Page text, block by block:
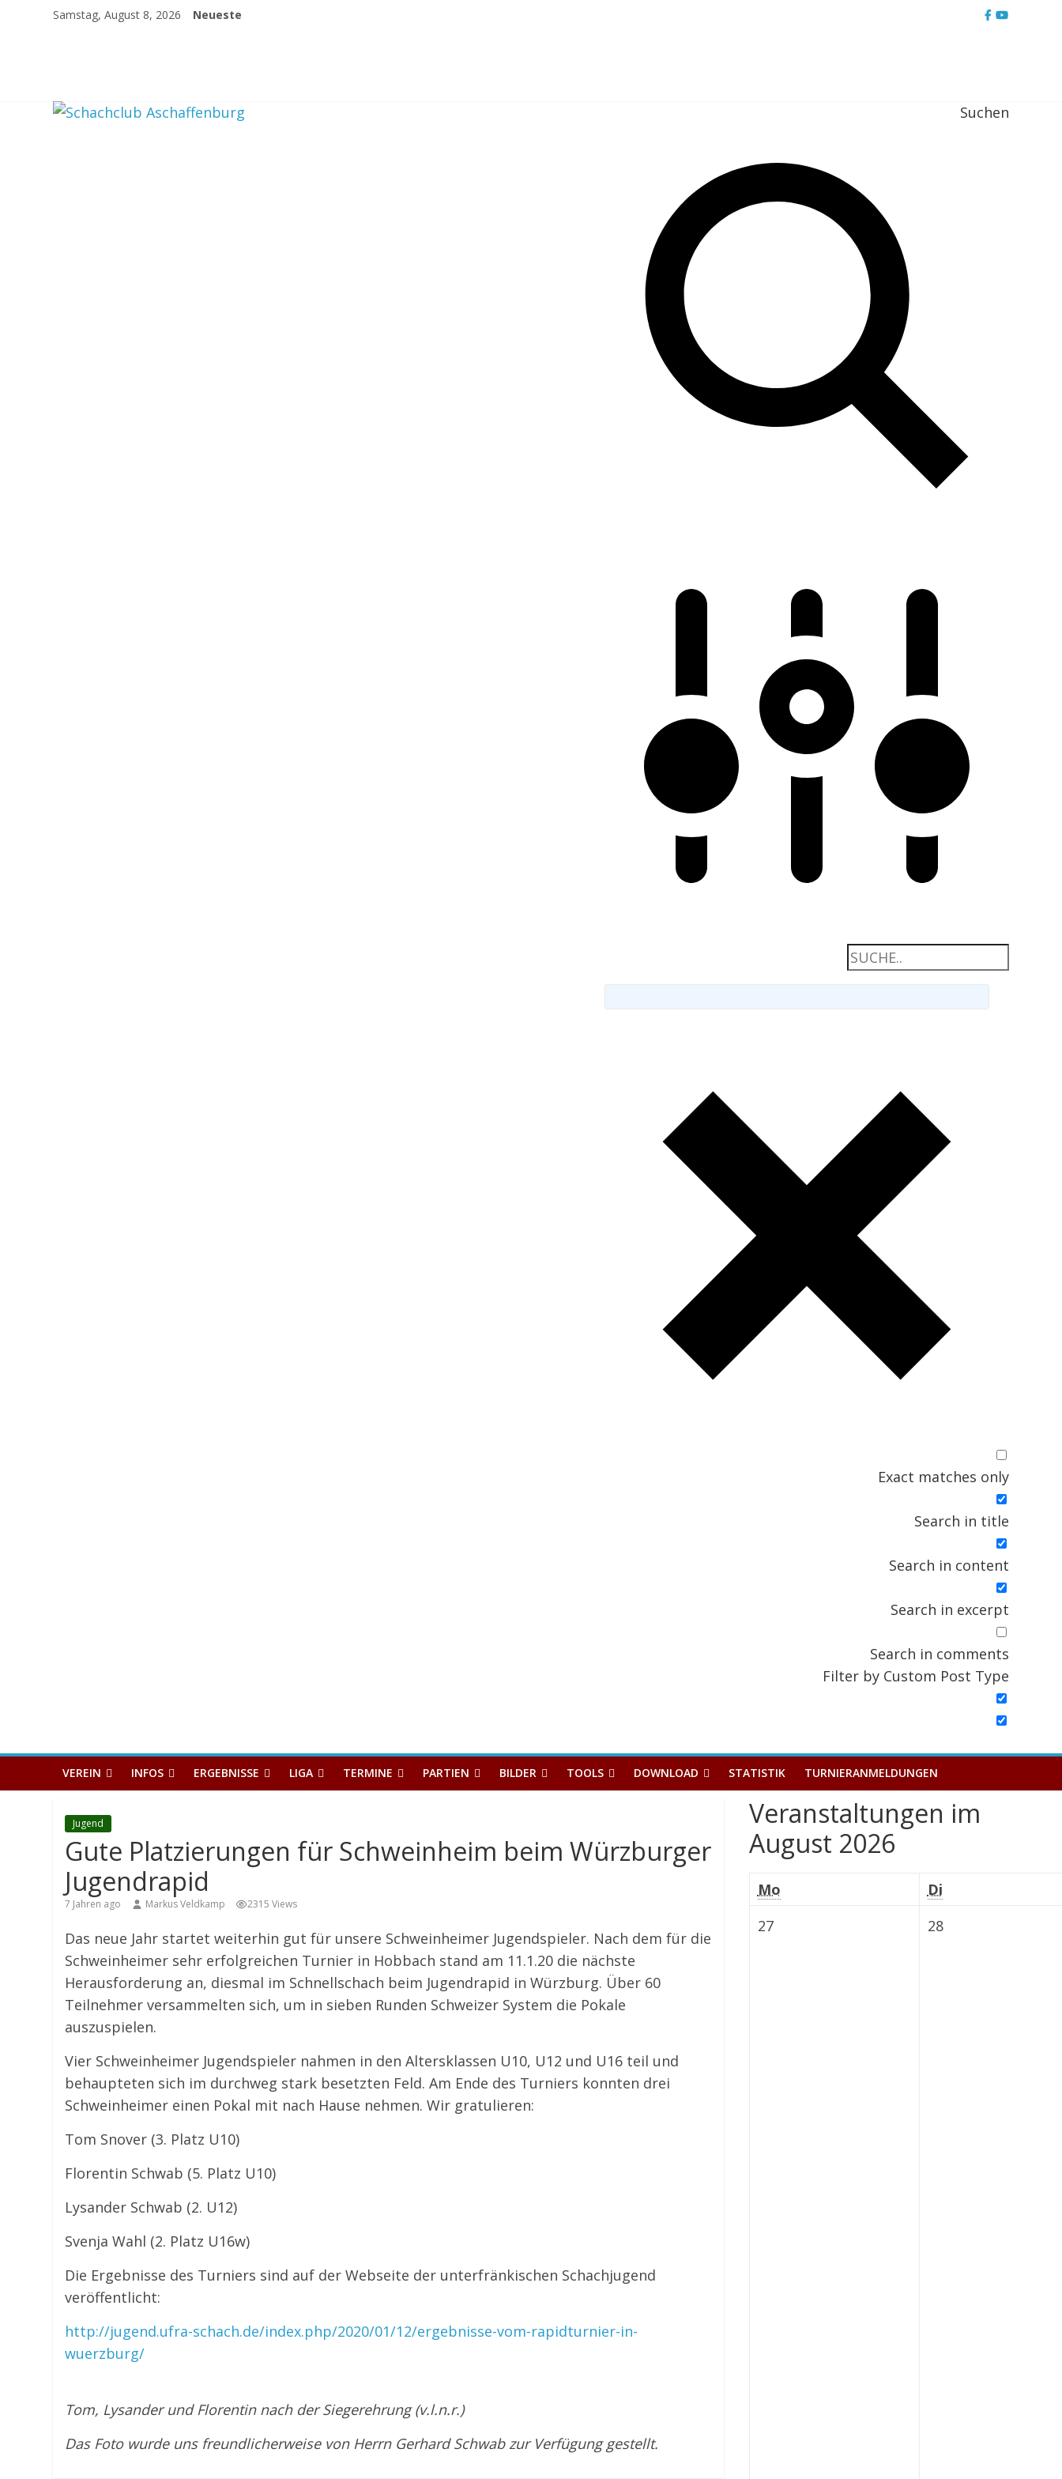
Samstag, August 8, 2026 Neueste
Schachclub
Suchen
Exact matches only
Search in title
Search in content
Search in excerpt
Search in comments
Filter by Custom Post Type
VEREIN INFOS ERGEBNISSE LIGA TERMINE PARTIEN BILDER TOOLS DOWNLOAD STATISTIK TURNIERANMELDUNGEN
Jugend
Gute Platzierungen für Schweinheim beim Würzburger
Jugendrapid
7 Jahren ago Markus Veldkamp 2315 Views
Das neue Jahr startet weiterhin gut für unsere Schweinheimer Jugendspieler. Nach dem für die
Schweinheimer sehr erfolgreichen Turnier in Hobbach stand am 11.1.20 die nächste
Herausforderung an, diesmal im Schnellschach beim Jugendrapid in Würzburg. Über 60
Teilnehmer versammelten sich, um in sieben Runden Schweizer System die Pokale
auszuspielen.
Vier Schweinheimer Jugendspieler nahmen in den Altersklassen U10, U12 und U16 teil und
behaupteten sich im durchweg stark besetzten Feld. Am Ende des Turniers konnten drei
Schweinheimer einen Pokal mit nach Hause nehmen. Wir gratulieren:
Tom Snover (3. Platz U10)
Florentin Schwab (5. Platz U10)
Lysander Schwab (2. U12)
Svenja Wahl (2. Platz U16w)
Die Ergebnisse des Turniers sind auf der Webseite der unterfränkischen Schachjugend
veröffentlicht:
http://jugend.ufra-schach.de/index.php/2020/01/12/ergebnisse-vom-rapidturnier-in-
wuerzburg/
Tom, Lysander und Florentin nach der Siegerehrung (v.l.n.r.)
Das Foto wurde uns freundlicherweise von Herrn Gerhard Schwab zur Verfügung gestellt.
Veranstaltungen im
August 2026
MoMontag DiDienstag
27Montag
28Dienstag